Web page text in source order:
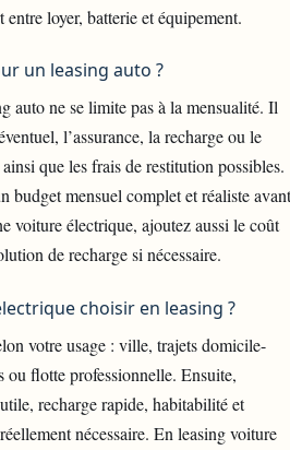
loyer, batterie et équipement.
un leasing auto ?
auto ne se limite pas à la mensualité. Il
l’assurance, la recharge ou le
que les frais de restitution possibles.
budget mensuel complet et réaliste avant
voiture électrique, ajoutez aussi le coût
de recharge si nécessaire.
choisir en leasing ?
votre usage : ville, trajets domicile-
ou flotte professionnelle. Ensuite,
recharge rapide, habitabilité et
nécessaire. En leasing voiture